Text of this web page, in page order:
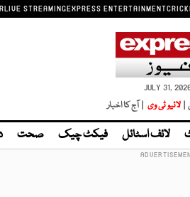
LIVE STREAMINGEXPRESS ENTERTAINMENT
JULY 31,
| لائیو ٹی وی | آج کا اخبار
لائف اسٹائل فیکٹ چیک صحت